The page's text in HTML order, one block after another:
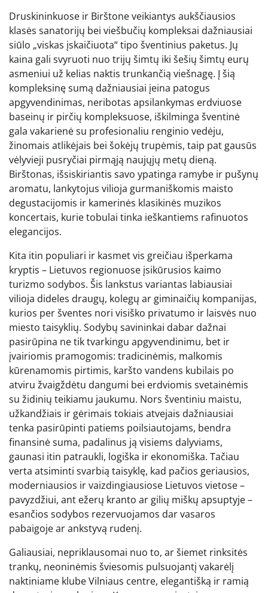
Druskininkuose ir Birštone veikiantys aukščiausios
klasės sanatorijų bei viešbučių kompleksai dažniausiai
siūlo „viskas įskaičiuota“ tipo šventinius paketus. Jų
kaina gali svyruoti nuo trijų šimtų iki šešių šimtų eurų
asmeniui už kelias naktis trunkančią viešnagę. Į šią
kompleksinę sumą dažniausiai įeina patogus
apgyvendinimas, neribotas apsilankymas erdviuose
baseinų ir pirčių kompleksuose, iškilminga šventinė
gala vakarienė su profesionaliu renginio vedėju,
žinomais atlikėjais bei šokėjų trupėmis, taip pat gausūs
vėlyvieji pusryčiai pirmąją naujųjų metų dieną.
Birštonas, išsiskiriantis savo ypatinga ramybe ir pušynų
aromatu, lankytojus vilioja gurmaniškomis maisto
degustacijomis ir kamerinės klasikinės muzikos
koncertais, kurie tobulai tinka ieškantiems rafinuotos
elegancijos.
Kita itin populiari ir kasmet vis greičiau išperkama
kryptis – Lietuvos regionuose įsikūrusios kaimo
turizmo sodybos. Šis lankstus variantas labiausiai
vilioja dideles draugų, kolegų ar giminaičių kompanijas,
kurios per šventes nori visiško privatumo ir laisvės nuo
miesto taisyklių. Sodybų savininkai dabar dažnai
pasirūpina ne tik tvarkingu apgyvendinimu, bet ir
įvairiomis pramogomis: tradicinėmis, malkomis
kūrenamomis pirtimis, karšto vandens kubilais po
atviru žvaigždėtu dangumi bei erdviomis svetainėmis
su židinių teikiamu jaukumu. Nors šventiniu maistu,
užkandžiais ir gėrimais tokiais atvejais dažniausiai
tenka pasirūpinti patiems poilsiautojams, bendra
finansinė suma, padalinus ją visiems dalyviams,
gaunasi itin patraukli, logiška ir ekonomiška. Tačiau
verta atsiminti svarbią taisyklę, kad pačios geriausios,
moderniausios ir vaizdingiausiose Lietuvos vietose –
pavyzdžiui, ant ežerų kranto ar gilių miškų apsuptyje –
esančios sodybos rezervuojamos dar vasaros
pabaigoje ar ankstyvą rudenį.
Galiausiai, nepriklausomai nuo to, ar šiemet rinksitės
trankų, neoninėmis šviesomis pulsuojantį vakarėlį
naktiniame klube Vilniaus centre, elegantišką ir ramią